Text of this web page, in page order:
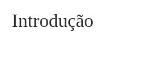
Introdução